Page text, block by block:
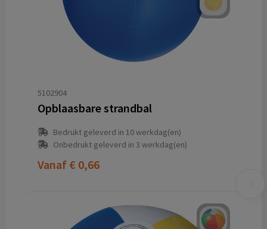
5102904
Opblaasbare strandbal
Bedrukt geleverd in 10 werkdag(en)
Onbedrukt geleverd in 3 werkdag(en)
Vanaf € 0,66